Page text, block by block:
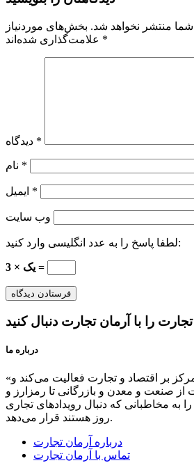
شما منتشر نخواهد شد. بخش‌های موردنیاز
*
*
*
*
وب‌ سایت
لطفا پاسخ را به عدد انگلیسی وارد کنید:
3 × یک =
درباره ما
«بر اقتصاد و تجارت فعالیت می‌کند و
از صنعت و معدن و بازرگانی تا رمزارز و
به مخاطبانی که دنبال رویدادهای تجاری
روز هستند قرار می‌دهد.
درباره آرمان تجارت
تماس با آرمان تجارت